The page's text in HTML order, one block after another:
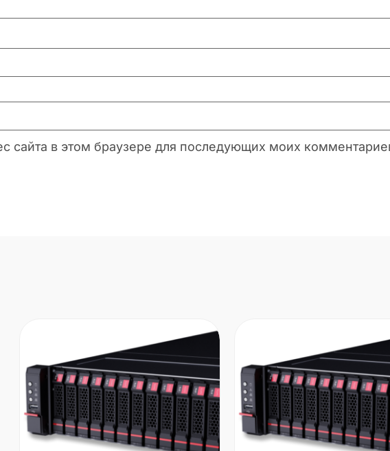
сайта в этом браузере для последующих моих